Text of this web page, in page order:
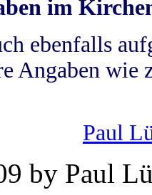
im
ebenfalls
Angaben wie
Paul
by Paul